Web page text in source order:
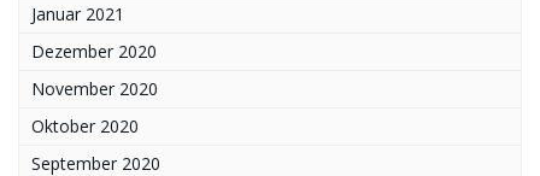
Januar 2021
Dezember 2020
November 2020
Oktober 2020
September 2020